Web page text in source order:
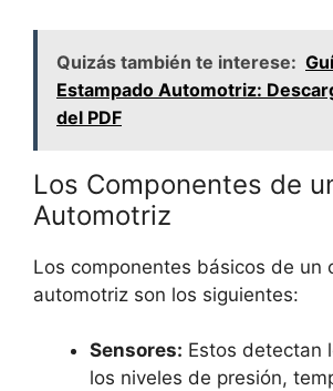
Quizás también te interese:
Estampado Automotriz:
del PDF
Los Componentes de
Automotriz
Los componentes básicos de un
automotriz son los siguientes:
Sensores: Estos detectan
los niveles de presión,